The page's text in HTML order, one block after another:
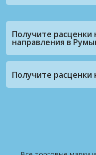
Получите
направления в
Получите расценки